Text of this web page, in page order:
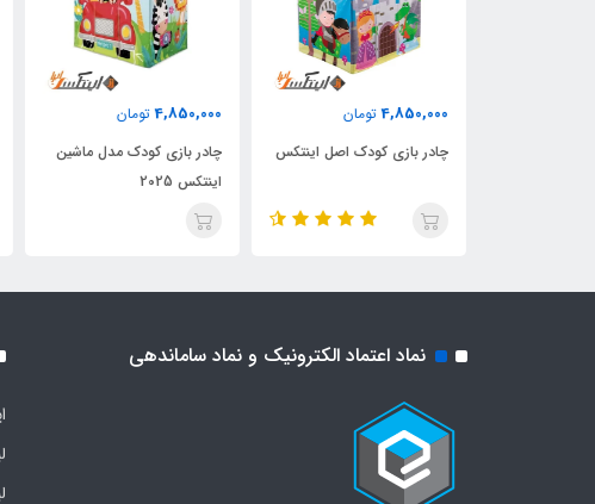
4,850,000 تومان
چادر بازی کودک اصل اینتکس
4,850,000 تومان
چادر بازی کودک مدل ماشین
اینتکس 2025
نماد اعتماد الکترونیک و نماد ساماندهی